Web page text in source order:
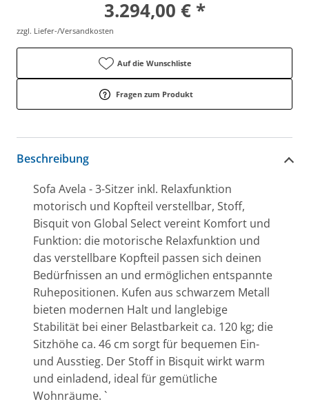
3.294,00 € *
zzgl. Liefer-/Versandkosten
Auf die Wunschliste
Fragen zum Produkt
Beschreibung
Sofa Avela - 3-Sitzer inkl. Relaxfunktion
motorisch und Kopfteil verstellbar, Stoff,
Bisquit von Global Select vereint Komfort und
Funktion: die motorische Relaxfunktion und
das verstellbare Kopfteil passen sich deinen
Bedürfnissen an und ermöglichen entspannte
Ruhepositionen. Kufen aus schwarzem Metall
bieten modernen Halt und langlebige
Stabilität bei einer Belastbarkeit ca. 120 kg; die
Sitzhöhe ca. 46 cm sorgt für bequemen Ein-
und Ausstieg. Der Stoff in Bisquit wirkt warm
und einladend, ideal für gemütliche
Wohnräume. `